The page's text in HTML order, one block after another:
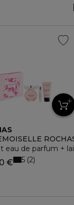
eau de parfum +
€ 5 2